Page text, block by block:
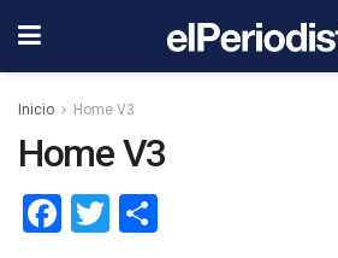
Inicio Home V3
Home V3
Facebook
Twitter